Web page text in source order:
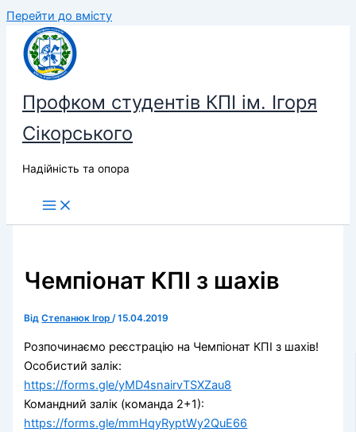
Перейти до вмісту
Профком студентів КПІ ім. Ігоря
Сікорського
Надійність та опора
Чемпіонат КПІ з шахів
ВідСтепанюк Ігор/15.04.2019
Розпочинаємо реєстрацію на Чемпіонат КПІ з шахів!
Особистий залік:
https://forms.gle/yMD4snairvTSXZau8
Командний залік (команда 2+1):
https://forms.gle/mmHqyRyptWy2QuE66